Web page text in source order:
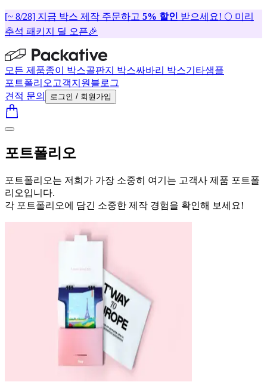
[~ 8/28] 지금 박스 제작 주문하고 5% 할인 받으세요! 🌕 미리
추석 패키지 딜 오픈🎉
모든 제품종이 박스골판지 박스싸바리 박스기타샘플
포트폴리오 고객지원 블로그
견적 문의
로그인 / 회원가입
포트폴리오
포트폴리오는 저희가 가장 소중히 여기는 고객사 제품 포트폴
리오입니다.
각 포트폴리오에 담긴 소중한 제작 경험을 확인해 보세요!